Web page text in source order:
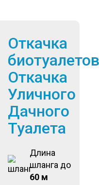
2 500руб
Откачка
биотуалетов
Откачка
Уличного
Дачного
Туалета
Длина
шланга до
60 м